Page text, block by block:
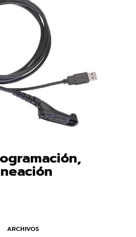
ARCHIVOS